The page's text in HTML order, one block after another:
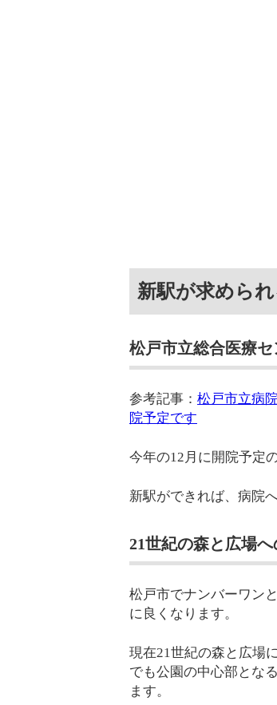
新駅が求めら
松戸市立総合医療
参考記事： 松戸市立病
院予定です
今年の12月に開院予定
新駅ができれば、病院
21世紀の森と広場
松戸市でナンバーワン
に良くなります。
現在21世紀の森と広場
でも公園の中心部とな
ます。